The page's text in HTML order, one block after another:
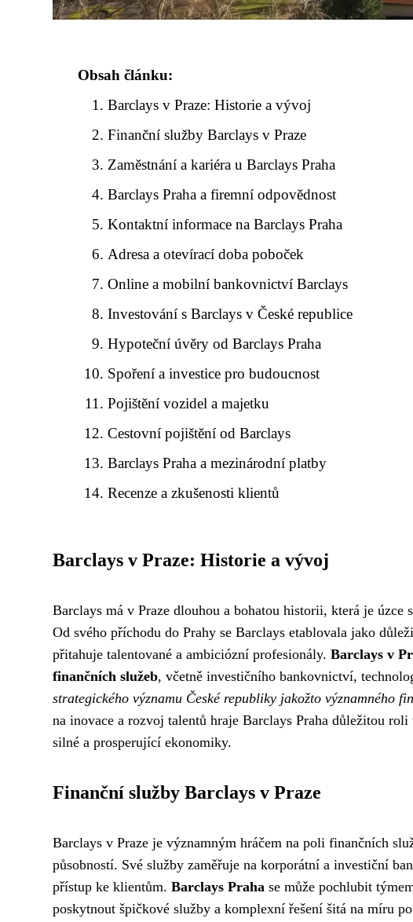
Obsah článku:
Barclays v Praze: Historie a vývoj
Finanční služby Barclays v Praze
Zaměstnání a kariéra u Barclays Praha
Barclays Praha a firemní odpovědnost
Kontaktní informace na Barclays Praha
Adresa a otevírací doba poboček
Online a mobilní bankovnictví Barclays
Investování s Barclays v České republice
Hypoteční úvěry od Barclays Praha
Spoření a investice pro budoucnost
Pojištění vozidel a majetku
Cestovní pojištění od Barclays
Barclays Praha a mezinárodní platby
Recenze a zkušenosti klientů
Barclays v Praze: Historie a vývoj
Barclays má v Praze dlouhou a bohatou historii, která je
Od svého příchodu do Prahy se Barclays etablovala jako
přitahuje talentované a ambiciózní profesionály. Barclays v
finančních služeb, včetně investičního bankovnictví,
strategického významu České republiky jakožto významného
na inovace a rozvoj talentů hraje Barclays Praha důležitou
silné a prosperující ekonomiky.
Finanční služby Barclays v Praze
Barclays v Praze je významným hráčem na poli finančních
působností. Své služby zaměřuje na korporátní a investiční
přístup ke klientům. Barclays Praha se může pochlubit
poskytnout špičkové služby a komplexní řešení šitá na míru